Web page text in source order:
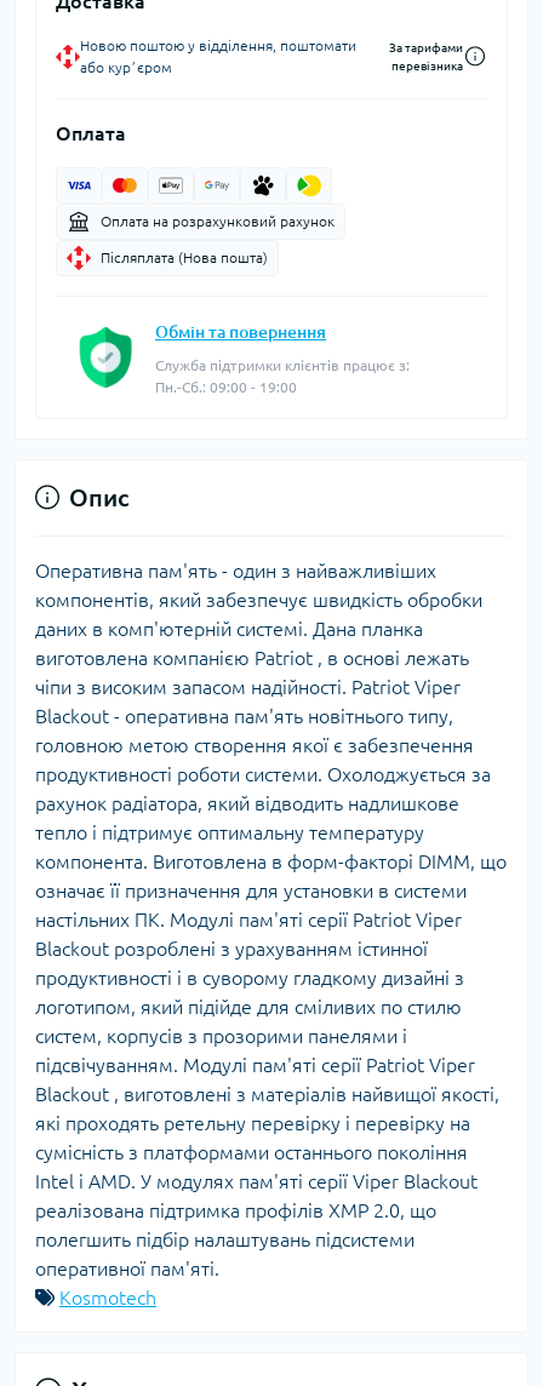
Новою поштою у відділення, поштомати
або курʼєром
За тарифами
перевізника
Оплата
Оплата на розрахунковий рахунок
Післяплата (Нова пошта)
Обмін та повернення
Служба підтримки клієнтів працює з:
Пн.-Сб.: 09:00 - 19:00
Опис
Оперативна пам'ять - один з найважливіших
компонентів, який забезпечує швидкість обробки
даних в комп'ютерній системі. Дана планка
виготовлена компанією Patriot , в основі лежать
чіпи з високим запасом надійності. Patriot Viper
Blackout - оперативна пам'ять новітнього типу,
головною метою створення якої є забезпечення
продуктивності роботи системи. Охолоджується за
рахунок радіатора, який відводить надлишкове
тепло і підтримує оптимальну температуру
компонента. Виготовлена в форм-факторі DIMM, що
означає її призначення для установки в системи
настільних ПК. Модулі пам'яті серії Patriot Viper
Blackout розроблені з урахуванням істинної
продуктивності і в суворому гладкому дизайні з
логотипом, який підійде для сміливих по стилю
систем, корпусів з прозорими панелями і
підсвічуванням. Модулі пам'яті серії Patriot Viper
Blackout , виготовлені з матеріалів найвищої якості,
які проходять ретельну перевірку і перевірку на
сумісність з платформами останнього покоління
Intel і AMD. У модулях пам'яті серії Viper Blackout
реалізована підтримка профілів XMP 2.0, що
полегшить підбір налаштувань підсистеми
оперативної пам'яті.
Kosmotech